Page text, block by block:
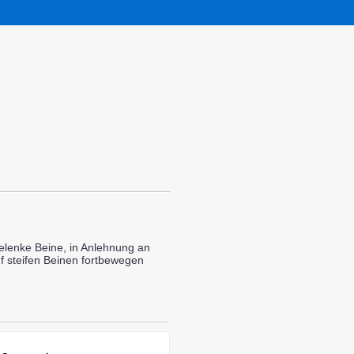
Beine, in Anlehnung an
steifen Beinen fortbewegen